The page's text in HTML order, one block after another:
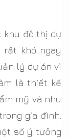
khu đô thị dự
khó ngay
lý dự án vì
là thiết kế
mỹ và nhu
gia đình.
số ý tưởng